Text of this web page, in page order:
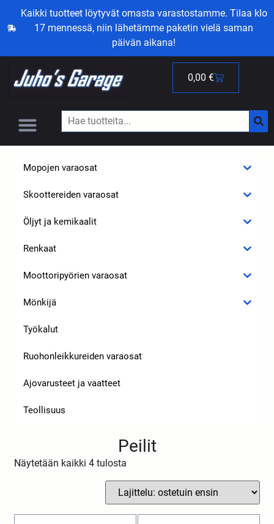
Kaikki tuotteet löytyvät omasta varastostamme. Tilaa klo
17 mennessä, niin lähetämme paketin vielä saman
päivän aikana!
0,00 €
Mopojen varaosat
Skoottereiden varaosat
Öljyt ja kemikaalit
Renkaat
Moottoripyörien varaosat
Mönkijä
Työkalut
Ruohonleikkureiden varaosat
Ajovarusteet ja vaatteet
Teollisuus
Peilit
Näytetään kaikki 4 tulosta